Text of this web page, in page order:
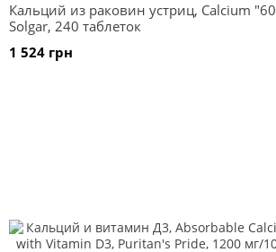
Кальций из раковин устриц, Calcium
Solgar, 240 таблеток
1 524 грн